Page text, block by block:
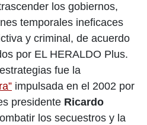
los gobiernos,
temporales ineficaces
y criminal, de acuerdo
por EL HERALDO Plus.
fue la
impulsada en el 2002 por
presidente Ricardo
los secuestros y la